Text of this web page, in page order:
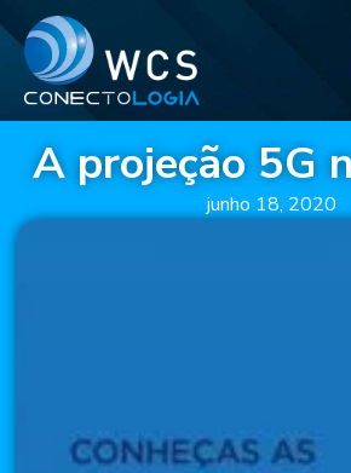
A projeção 5G
junho 18, 2020